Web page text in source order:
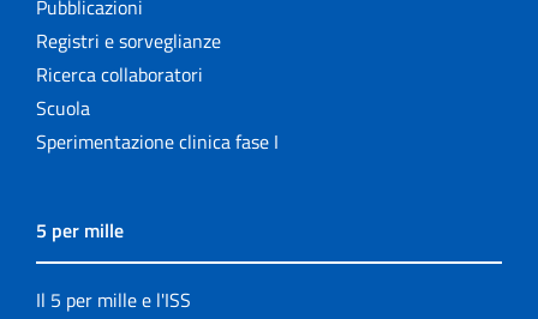
Pubblicazioni
Registri e sorveglianze
Ricerca collaboratori
Scuola
Sperimentazione clinica fase I
5 per mille
Il 5 per mille e l'ISS